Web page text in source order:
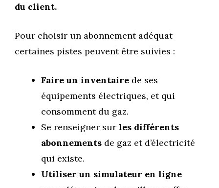
du client.
Pour choisir un abonnement adéquat
certaines pistes peuvent être suivies :
Faire un inventaire de ses
équipements électriques, et qui
consomment du gaz.
Se renseigner sur les différents
abonnements de gaz et d’électricité
qui existe.
Utiliser un simulateur en ligne